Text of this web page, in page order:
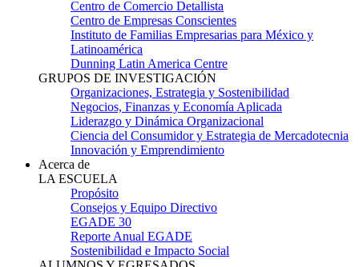
Centro de Comercio Detallista
Centro de Empresas Conscientes
Instituto de Familias Empresarias para México y
Latinoamérica
Dunning Latin America Centre
GRUPOS DE INVESTIGACIÓN
Organizaciones, Estrategia y Sostenibilidad
Negocios, Finanzas y Economía Aplicada
Liderazgo y Dinámica Organizacional
Ciencia del Consumidor y Estrategia de Mercadotecnia
Innovación y Emprendimiento
Acerca de
LA ESCUELA
Propósito
Consejos y Equipo Directivo
EGADE 30
Reporte Anual EGADE
Sostenibilidad e Impacto Social